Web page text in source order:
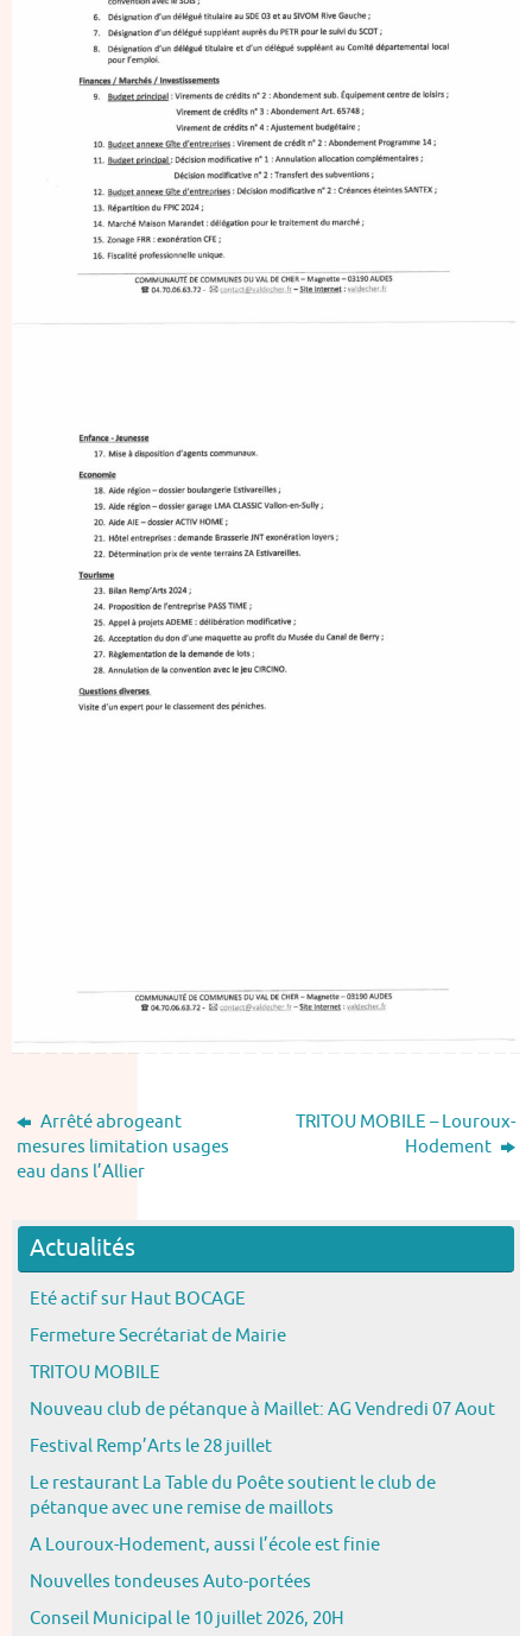
Arrêté abrogeant
mesures limitation usages
eau dans l’Allier
TRITOU MOBILE – Louroux-
Hodement
Actualités
Eté actif sur Haut BOCAGE
Fermeture Secrétariat de Mairie
TRITOU MOBILE
Nouveau club de pétanque à Maillet: AG Vendredi 07 Aout
Festival Remp’Arts le 28 juillet
Le restaurant La Table du Poête soutient le club de
pétanque avec une remise de maillots
A Louroux-Hodement, aussi l’école est finie
Nouvelles tondeuses Auto-portées
Conseil Municipal le 10 juillet 2026, 20H